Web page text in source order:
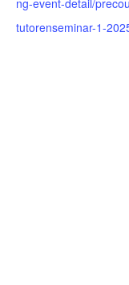
tutorenseminar-1-